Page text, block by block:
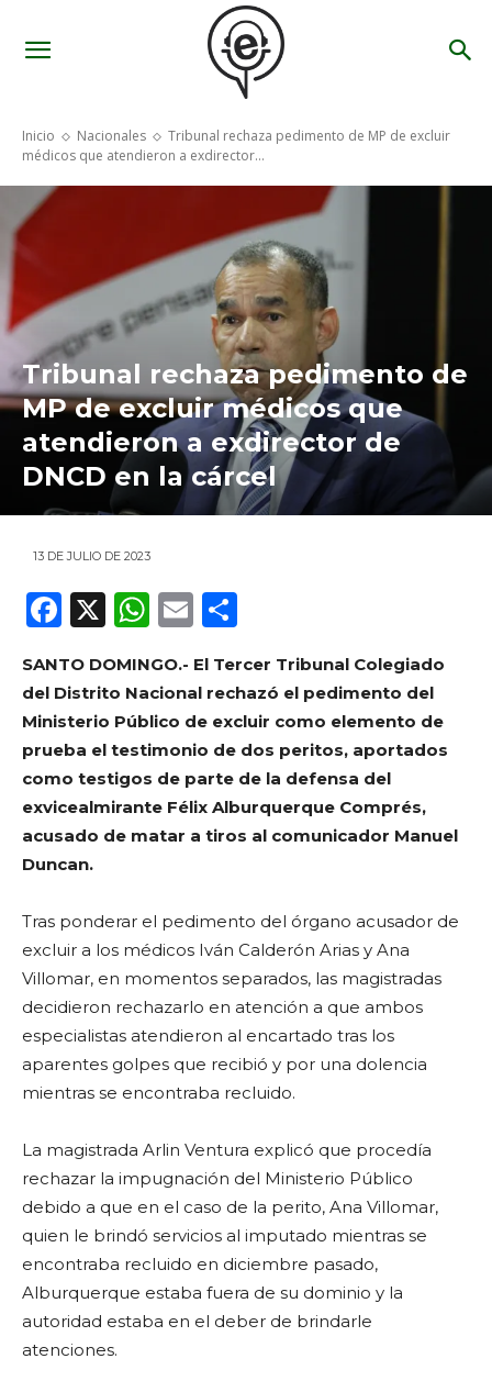
Inicio Nacionales
Tribunal rechaza pedimento de MP de excluir
médicos que atendieron a exdirector...
Tribunal rechaza pedimento de
MP de excluir médicos que
atendieron a exdirector de
DNCD en la cárcel
13 DE JULIO DE 2023
F
c
e
b
o
o
k
X
W
a
ts
A
p
p
E
ai
l
m
p
ar
ti
r
SANTO DOMINGO.- El Tercer Tribunal Colegiado
del Distrito Nacional rechazó el pedimento del
Ministerio Público de excluir como elemento de
prueba el testimonio de dos peritos, aportados
como testigos de parte de la defensa del
exvicealmirante Félix Alburquerque Comprés,
acusado de matar a tiros al comunicador Manuel
Duncan.
Tras ponderar el pedimento del órgano acusador de
excluir a los médicos Iván Calderón Arias y Ana
Villomar, en momentos separados, las magistradas
decidieron rechazarlo en atención a que ambos
especialistas atendieron al encartado tras los
aparentes golpes que recibió y por una dolencia
mientras se encontraba recluido.
La magistrada Arlin Ventura explicó que procedía
rechazar la impugnación del Ministerio Público
debido a que en el caso de la perito, Ana Villomar,
quien le brindó servicios al imputado mientras se
encontraba recluido en diciembre pasado,
Alburquerque estaba fuera de su dominio y la
autoridad estaba en el deber de brindarle
atenciones.